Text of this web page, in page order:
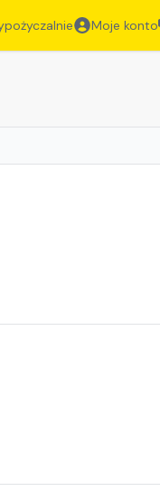
Moje konto